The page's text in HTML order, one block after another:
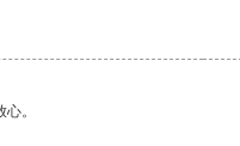
。